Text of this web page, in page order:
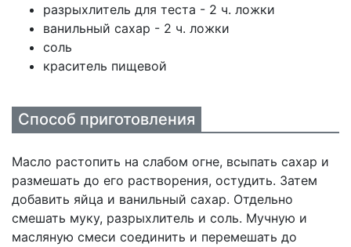
разрыхлитель для теста - 2 ч. ложки
ванильный сахар - 2 ч. ложки
соль
краситель пищевой
Способ приготовления
Масло растопить на слабом огне, всыпать сахар и
размешать до его растворения, остудить. Затем
добавить яйца и ванильный сахар. Отдельно
смешать муку, разрыхлитель и соль. Мучную и
масляную смеси соединить и перемешать до